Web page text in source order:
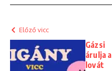
Előző vicc
Gázsi
árulja a
lovát